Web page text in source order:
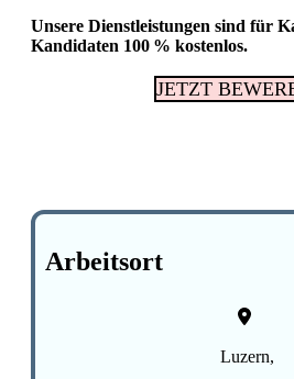
Unsere Dienstleistungen sind für
Kandidaten 100 % kostenlos.
JETZT
Arbeitsort
Luzern,